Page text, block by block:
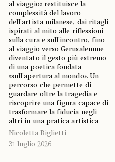
al viaggio» restituisce la
complessità del lavoro
dell’artista milanese, dai ritagli
ispirati al mito alle riflessioni
sulla cura e sull’incontro, fino
al viaggio verso Gerusalemme
diventato il gesto più estremo
di una poetica fondata
«sull’apertura al mondo». Un
percorso che permette di
guardare oltre la tragedia e
riscoprire una figura capace di
trasformare la fiducia negli
altri in una pratica artistica
Nicoletta Biglietti
31 luglio 2026